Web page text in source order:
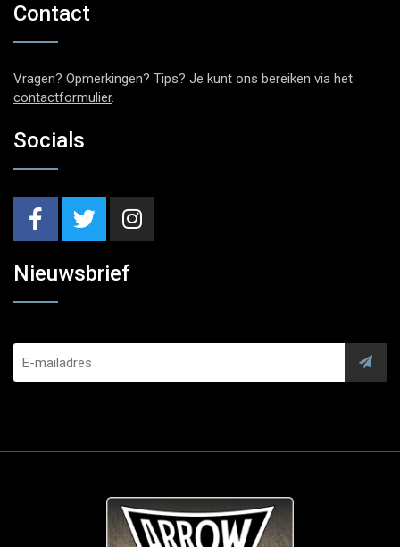
Contact
Vragen? Opmerkingen? Tips? Je kunt ons bereiken via het
contactformulier.
Socials
Nieuwsbrief